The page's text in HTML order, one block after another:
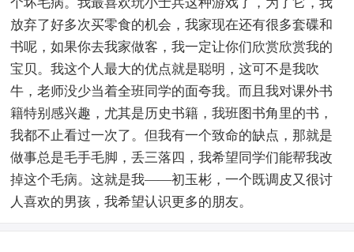
放弃了好多次买零食的机会，我家现在还有很多套碟和
书呢，如果你去我家做客，我一定让你们欣赏欣赏我的
宝贝。我这个人最大的优点就是聪明，这可不是我吹
牛，老师没少当着全班同学的面夸我。而且我对课外书
籍特别感兴趣，尤其是历史书籍，我班图书角里的书，
我都不止看过一次了。但我有一个致命的缺点，那就是
做事总是毛手毛脚，丢三落四，我希望同学们能帮我改
掉这个毛病。这就是我——初玉彬，一个既调皮又很讨
人喜欢的男孩，我希望认识更多的朋友。